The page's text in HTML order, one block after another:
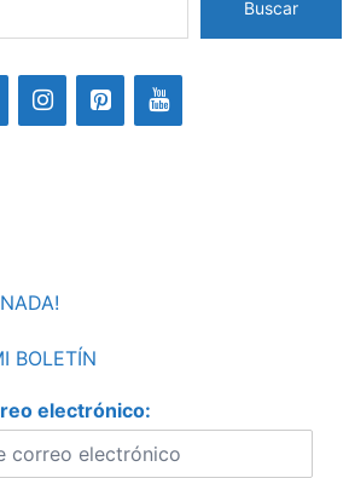
Buscar
BOLETÍN
electrónico: